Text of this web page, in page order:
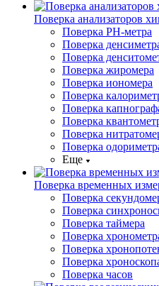
Поверка анализаторов
Поверка PH-метра
Поверка
Поверка
Поверка жиромера
Поверка иономера
Поверка
Поверка
Поверка
Поверка
Поверка
Еще
Поверка временных
Поверка
Поверка
Поверка таймера
Поверка
Поверка
Поверка
Поверка часов